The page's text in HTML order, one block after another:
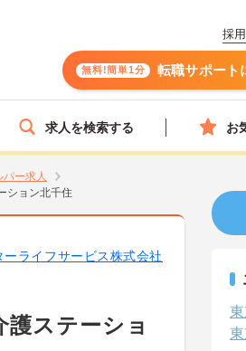
採
無料!簡単1分 転職サポート
求人を検索する お
ー求人
ション北千住
ライフサービス株式会社
ステーショ